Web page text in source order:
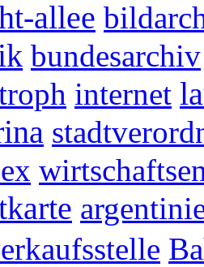
allee
bundesarchiv
internet